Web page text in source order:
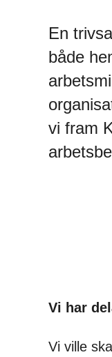
En
både
vi fram
Vi har
Vi ville